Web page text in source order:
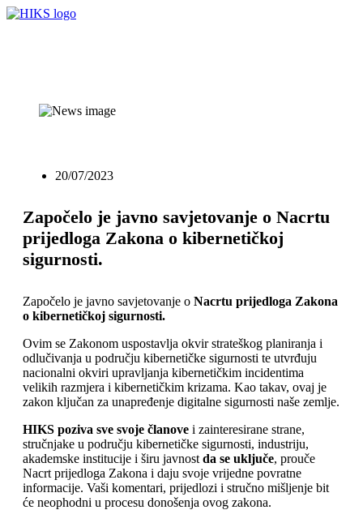
20/07/2023
Započelo je javno savjetovanje o Nacrtu
prijedloga Zakona o kibernetičkoj
sigurnosti.
Započelo je javno savjetovanje o Nacrtu prijedloga Zakona
o kibernetičkoj sigurnosti.
Ovim se Zakonom uspostavlja okvir strateškog planiranja i
odlučivanja u području kibernetičke sigurnosti te utvrđuju
nacionalni okviri upravljanja kibernetičkim incidentima
velikih razmjera i kibernetičkim krizama. Kao takav, ovaj je
zakon ključan za unapređenje digitalne sigurnosti naše zemlje.
HIKS poziva sve svoje članove i zainteresirane strane,
stručnjake u području kibernetičke sigurnosti, industriju,
akademske institucije i širu javnost da se uključe, prouče
Nacrt prijedloga Zakona i daju svoje vrijedne povratne
informacije. Vaši komentari, prijedlozi i stručno mišljenje bit
će neophodni u procesu donošenja ovog zakona.